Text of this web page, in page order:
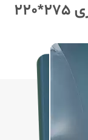
دفتر 100 برگ تک خط کلاسوری 275*220